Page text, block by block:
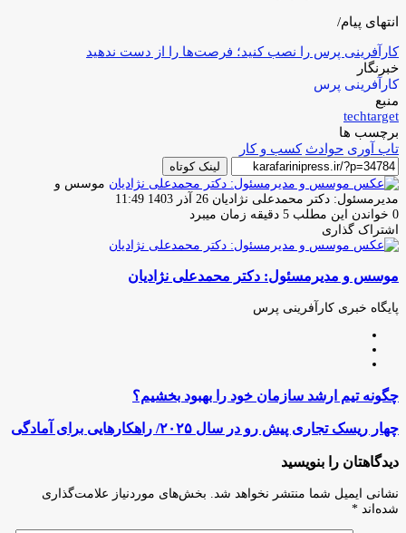
انتهای پیام/
کارآفرینی پرس را نصب کنید؛ فرصت‌ها را از دست ندهید
خبرنگار
کارآفرینی پرس
منبع
techtarget
برچسب ها
تاب آوری حوادث کسب و کار
لینک کوتاه
موسس و
مدیرمسئول: دکتر محمدعلی نژادیان ارسال
ایمیل
26 آذر 1403 11:49
0 خواندن این مطلب 5 دقیقه زمان میبرد
اشتراک گذاری
فیس
توئیتر
لینکدین
واتس
تلگرام
اشتراک
از
ایمیل
چاپ
موسس و مدیرمسئول: دکتر محمدعلی نژادیان
پایگاه خبری کارآفرینی پرس
چگونه
ارشد
سازمان
خود
را
بهبود
بخشیم؟
چگونه تیم ارشد سازمان خود را بهبود بخشیم؟
چهار
تجاری
پیش
رو
در
چهار ریسک تجاری پیش رو در سال ۲۰۲۵/ راهکارهایی برای آمادگی
دیدگاهتان را بنویسید
نشانی ایمیل شما منتشر نخواهد شد.
بخش‌های موردنیاز علامت‌گذاری
شده‌اند *